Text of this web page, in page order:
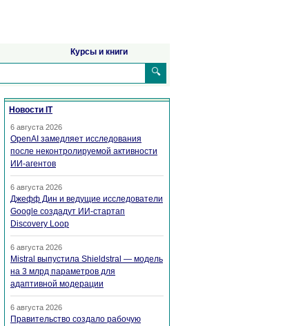
Курсы и книги
🔍
Новости IT
6 августа 2026
OpenAI замедляет исследования
после неконтролируемой активности
ИИ-агентов
6 августа 2026
Джефф Дин и ведущие исследователи
Google создадут ИИ-стартап
Discovery Loop
6 августа 2026
Mistral выпустила Shieldstral — модель
на 3 млрд параметров для
адаптивной модерации
6 августа 2026
Правительство создало рабочую